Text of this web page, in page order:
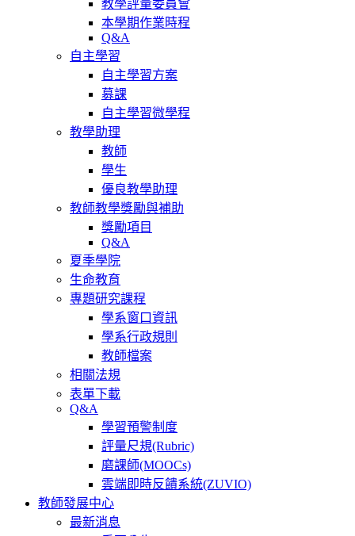
教學評量委員會
本學期作業時程
Q&A
自主學習
自主學習方案
募課
自主學習微學程
教學助理
教師
學生
優良教學助理
教師教學獎勵與補助
獎勵項目
Q&A
夏季學院
生命教育
專題研究課程
學系窗口資訊
學系行政規則
教師檔案
相關法規
表單下載
Q&A
學習預警制度
評量尺規(Rubric)
磨課師(MOOCs)
雲端即時反饋系統(ZUVIO)
教師發展中心
最新消息